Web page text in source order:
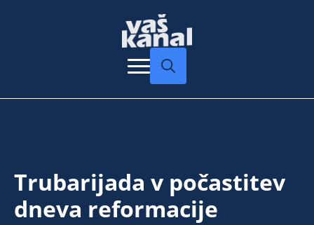
Trubarijada v počastitev
dneva reformacije